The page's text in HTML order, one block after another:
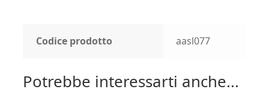
Codice prodotto aasl077
Potrebbe interessarti anche...